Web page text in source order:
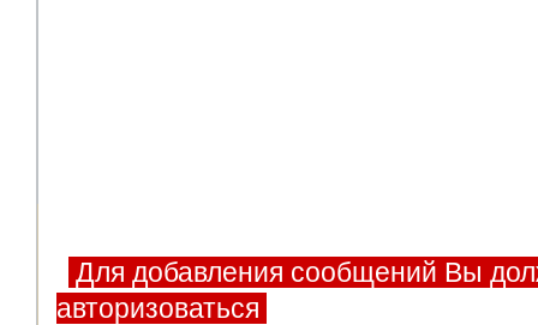
Для добавления сообщений Вы
авторизоваться